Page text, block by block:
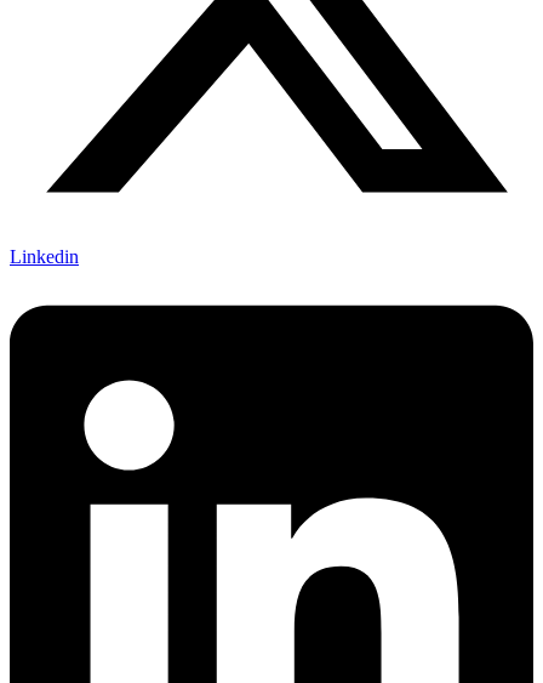
Linkedin